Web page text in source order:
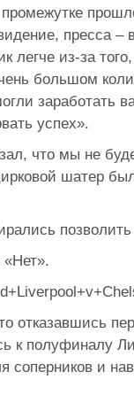
пресса –
легче из-за
большом
заработать
успех».
что мы не
шатер
«Нет».
отказавшись
к полуфиналу
соперников и